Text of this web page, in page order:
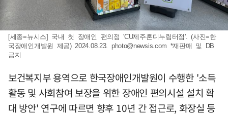
[세종=뉴시스] 국내 첫 장애인 편의점 'CU제주혼디누림터점'. (사진=한
국장애인개발원 제공) 2024.08.23. photo@newsis.com *재판매 및 DB
금지
보건복지부 용역으로 한국장애인개발원이 수행한 '소득
활동 및 사회참여 보장을 위한 장애인 편의시설 설치 확
대 방안' 연구에 따르면 향후 10년 간 접근로, 화장실 등